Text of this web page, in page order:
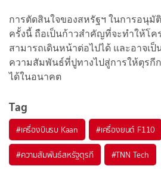
การตัดสินใจของสหรัฐฯ ในการอนุมั
ครั้งนี้ ถือเป็นก้าวสำคัญที่จะทำให้โค
สามารถเดินหน้าต่อไปได้ และอาจเ
ความสัมพันธ์ที่ปูทางไปสู่การให้ตุรกี
ได้ในอนาคต
Tag
#เครื่องบินรบ Kaan #เครื่องยนต์ F110
#ความสัมพันธ์สหรัฐตุรกี #TNN Tech